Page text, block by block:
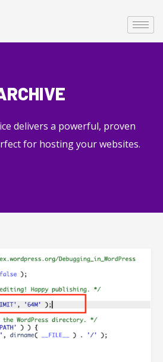
delivers a powerful, proven
for hosting your websites.